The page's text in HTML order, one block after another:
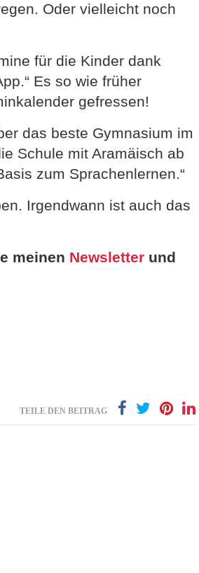
Oder vielleicht noch
für die Kinder dank
Es so wie früher
gefressen!
das beste Gymnasium im
Schule mit Aramäisch ab
zum Sprachenlernen.“
Irgendwann ist auch das
meinen Newsletter und
TEILE DEN BEITRAG